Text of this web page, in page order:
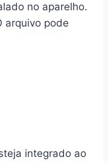
no aparelho.
arquivo pode
integrado ao